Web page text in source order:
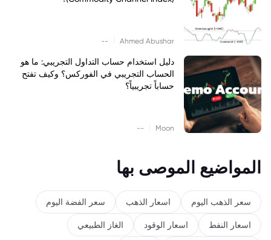
Ahmed Abushar
--
دليل استخدام حساب التداول التجريبي: ما هو
الحساب التجريبي في الفوركس؟ وكيف تفتح
حساباً تجريبياً؟
Moon
--
المواضيع الموصى بها
سعر الذهب اليوم اسعار الذهب سعر الفضة اليوم
اسعار النفط اسعار الوقود الغاز الطبيعي